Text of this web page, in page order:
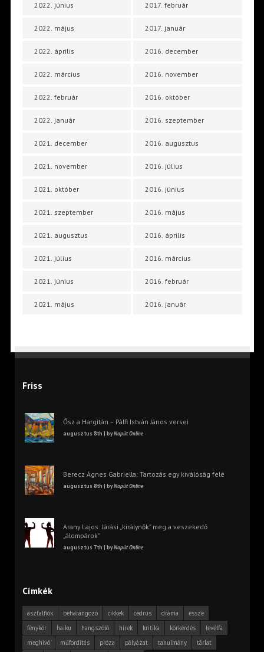
2022. június
2022. május
2022. április
2022. március
2022. február
2022. január
2021. december
2021. november
2021. október
2021. szeptember
2021. augusztus
2021. július
2021. június
2021. május
2017. február
2017. január
2016. december
2016. november
2016. október
2016. szeptember
2016. augusztus
2016. július
2016. június
2016. május
2016. április
2016. március
2016. február
2016. január
Friss
Ősz a Hargitán – Pálfi István János versei
augusztus 8th | byNapút Online
Berecz Ágnes Gabriella: Tartozás egy kiválóság felé
augusztus 8th | byNapút Online
Arany Lajos: Járási „királynők” meg a veszekedő
„álompárok”
augusztus 7th | byNapút Online
Címkék
asztalfiók beharangozó cikkek cédrus dráma
esszé
fénykör
haiku hangszóló hírek kritika körkérdés
levélfa
meghívó
műfordítás próza pályázat tanulmány
tárlat